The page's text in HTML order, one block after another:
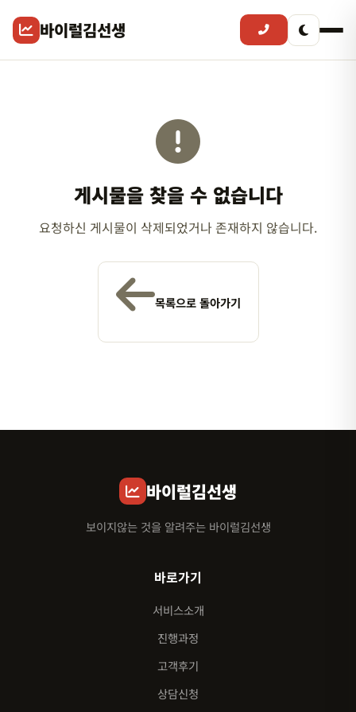
바이럴김선생
게시물을 찾을 수 없습니다
요청하신 게시물이 삭제되었거나 존재하지 않습니다.
목록으로 돌아가기
바이럴김선생
보이지않는 것을 알려주는 바이럴김선생
바로가기
서비스소개
진행과정
고객후기
상담신청